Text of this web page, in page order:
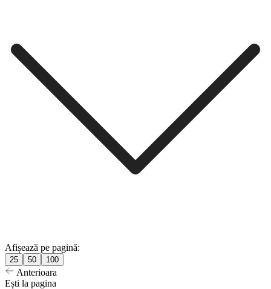
Afișează pe pagină:
25 50 100
Anterioara
Ești la pagina